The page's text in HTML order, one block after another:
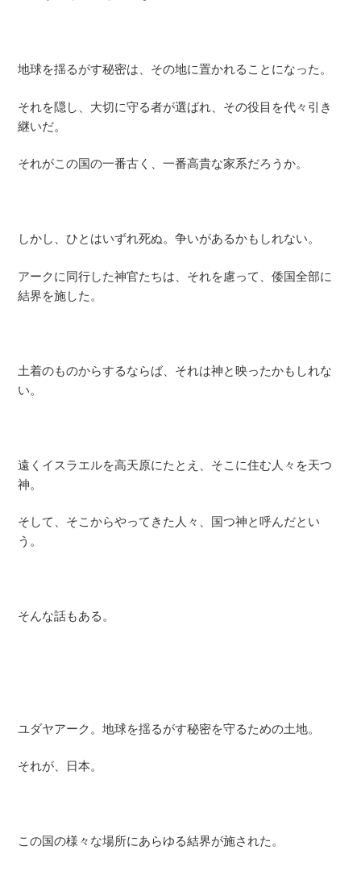
地球を揺るがす秘密は、その地に置かれることになった。
それを隠し、大切に守る者が選ばれ、その役目を代々引き
継いだ。
それがこの国の一番古く、一番高貴な家系だろうか。
しかし、ひとはいずれ死ぬ。争いがあるかもしれない。
アークに同行した神官たちは、それを慮って、倭国全部に
結界を施した。
土着のものからするならば、それは神と映ったかもしれな
い。
遠くイスラエルを高天原にたとえ、そこに住む人々を天つ
神。
そして、そこからやってきた人々、国つ神と呼んだとい
う。
そんな話もある。
ユダヤアーク。地球を揺るがす秘密を守るための土地。
それが、日本。
この国の様々な場所にあらゆる結界が施された。